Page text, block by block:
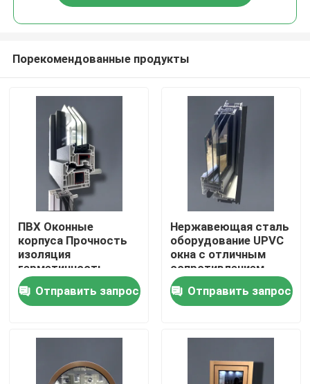
Дом
видео
Порекомендованные продукты
ПВХ Оконные
корпуса Прочность
изоляция
герметичность
Отправить запрос
Нержавеющая сталь
оборудование UPVC
окна с отличным
сопротивлением
ветру
Отправить запрос